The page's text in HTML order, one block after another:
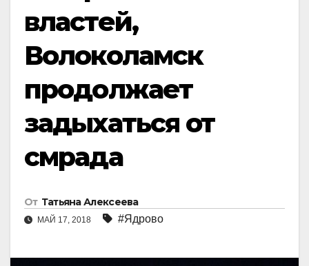
властей,
Волоколамск
продолжает
задыхаться от
смрада
От Татьяна Алексеева
МАЙ 17, 2018 #Ядрово